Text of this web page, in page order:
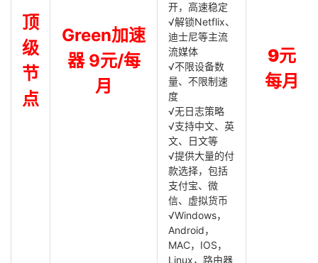
顶
级
节
点
Green加速
器 9元/每
月
开，高速稳定
√解锁Netflix、
迪士尼等主流
流媒体
√不限设备数
量、不限制速
度
√无日志策略
√支持中文、英
文、日文等
√提供大量的付
款选择，包括
支付宝、微
信、虚拟货币
√Windows，
Android，
MAC，IOS，
Linux，路由器
9元
每月